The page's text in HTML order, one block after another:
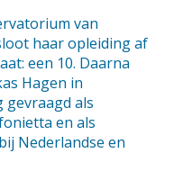
van
haar opleiding af
een 10. Daarna
Hagen in
als
en als
Nederlandse en